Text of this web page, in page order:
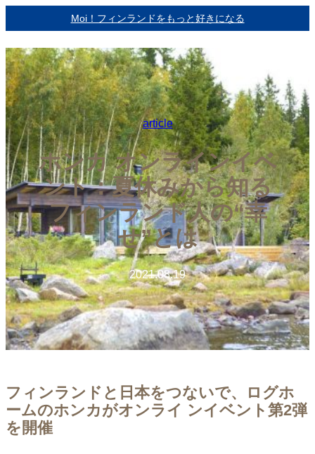
容
を
ス
キ
ッ
プ
Moi！フィンランドをもっと好きになる
article
ホンカ オンラインイベ
ント：夏休みから知る
フィンランド人の“幸
せ”とは
2021.08.19
フィンランドと日本をつないで、ログホ
ームのホンカがオンライ ンイベント第2弾
を開催